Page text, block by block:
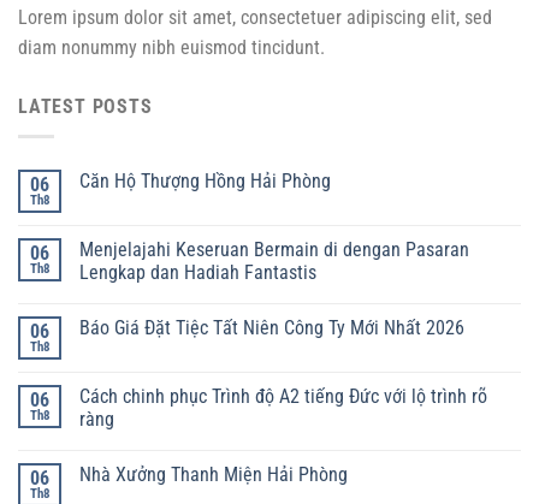
Lorem ipsum dolor sit amet, consectetuer adipiscing elit, sed
diam nonummy nibh euismod tincidunt.
LATEST POSTS
06
Th8
Căn Hộ Thượng Hồng Hải Phòng
06
Th8
Menjelajahi Keseruan Bermain di dengan Pasaran
Lengkap dan Hadiah Fantastis
06
Th8
Báo Giá Đặt Tiệc Tất Niên Công Ty Mới Nhất 2026
06
Th8
Cách chinh phục Trình độ A2 tiếng Đức với lộ trình rõ
ràng
06
Th8
Nhà Xưởng Thanh Miện Hải Phòng